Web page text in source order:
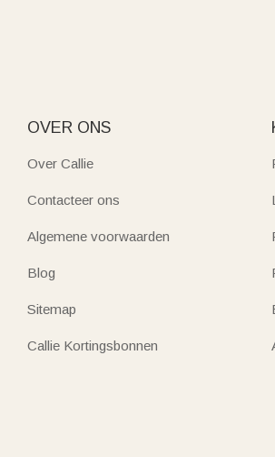
OVER ONS
Over Callie
Contacteer ons
Algemene voorwaarden
Blog
Sitemap
Callie Kortingsbonnen